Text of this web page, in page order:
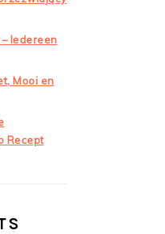
Iedereen
Mooi en
Recept